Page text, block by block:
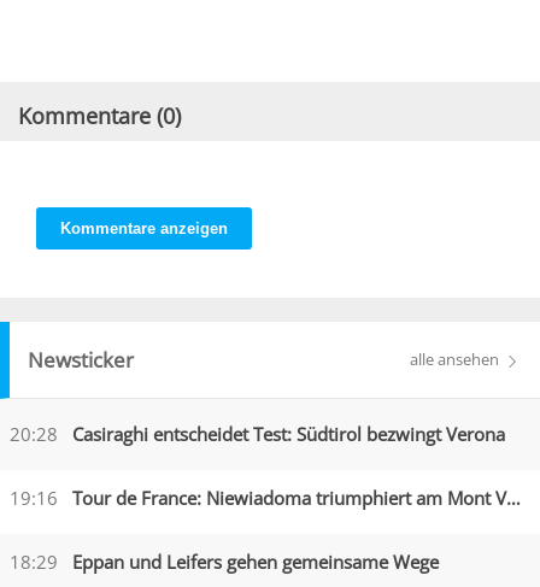
Kommentare (0)
Kommentare anzeigen
Newsticker alle ansehen
20:28 Casiraghi entscheidet Test: Südtirol bezwingt Verona
19:16 Tour de France: Niewiadoma triumphiert am Mont Ventoux
18:29 Eppan und Leifers gehen gemeinsame Wege